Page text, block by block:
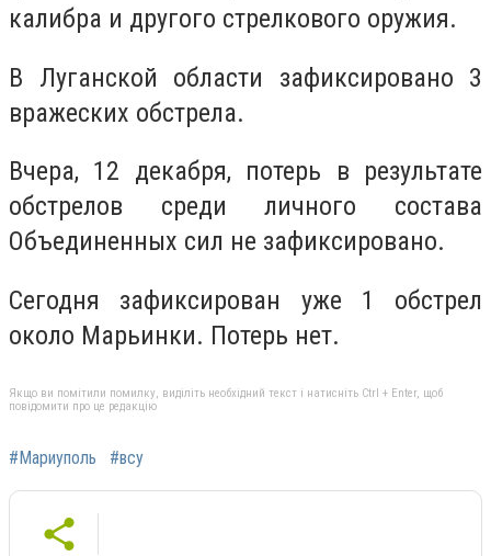
калибра и другого стрелкового оружия.
В Луганской области зафиксировано 3
вражеских обстрела.
Вчера, 12 декабря, потерь в результате
обстрелов среди личного состава
Объединенных сил не зафиксировано.
Сегодня зафиксирован уже 1 обстрел
около Марьинки. Потерь нет.
Якщо ви помітили помилку, виділіть необхідний текст і натисніть Ctrl + Enter, щоб
повідомити про це редакцію
#Мариуполь #всу